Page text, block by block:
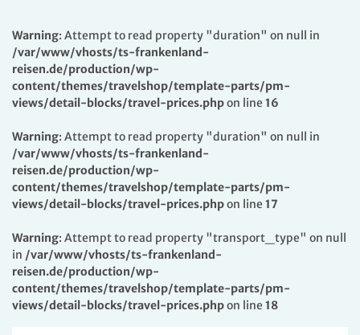
Warning: Attempt to read property "duration" on null in
/var/www/vhosts/ts-frankenland-
reisen.de/production/wp-
content/themes/travelshop/template-parts/pm-
views/detail-blocks/travel-prices.phpon line 16
Warning: Attempt to read property "duration" on null in
/var/www/vhosts/ts-frankenland-
reisen.de/production/wp-
content/themes/travelshop/template-parts/pm-
views/detail-blocks/travel-prices.phpon line 17
Warning: Attempt to read property "transport_type" on null
in /var/www/vhosts/ts-frankenland-
reisen.de/production/wp-
content/themes/travelshop/template-parts/pm-
views/detail-blocks/travel-prices.phpon line 18